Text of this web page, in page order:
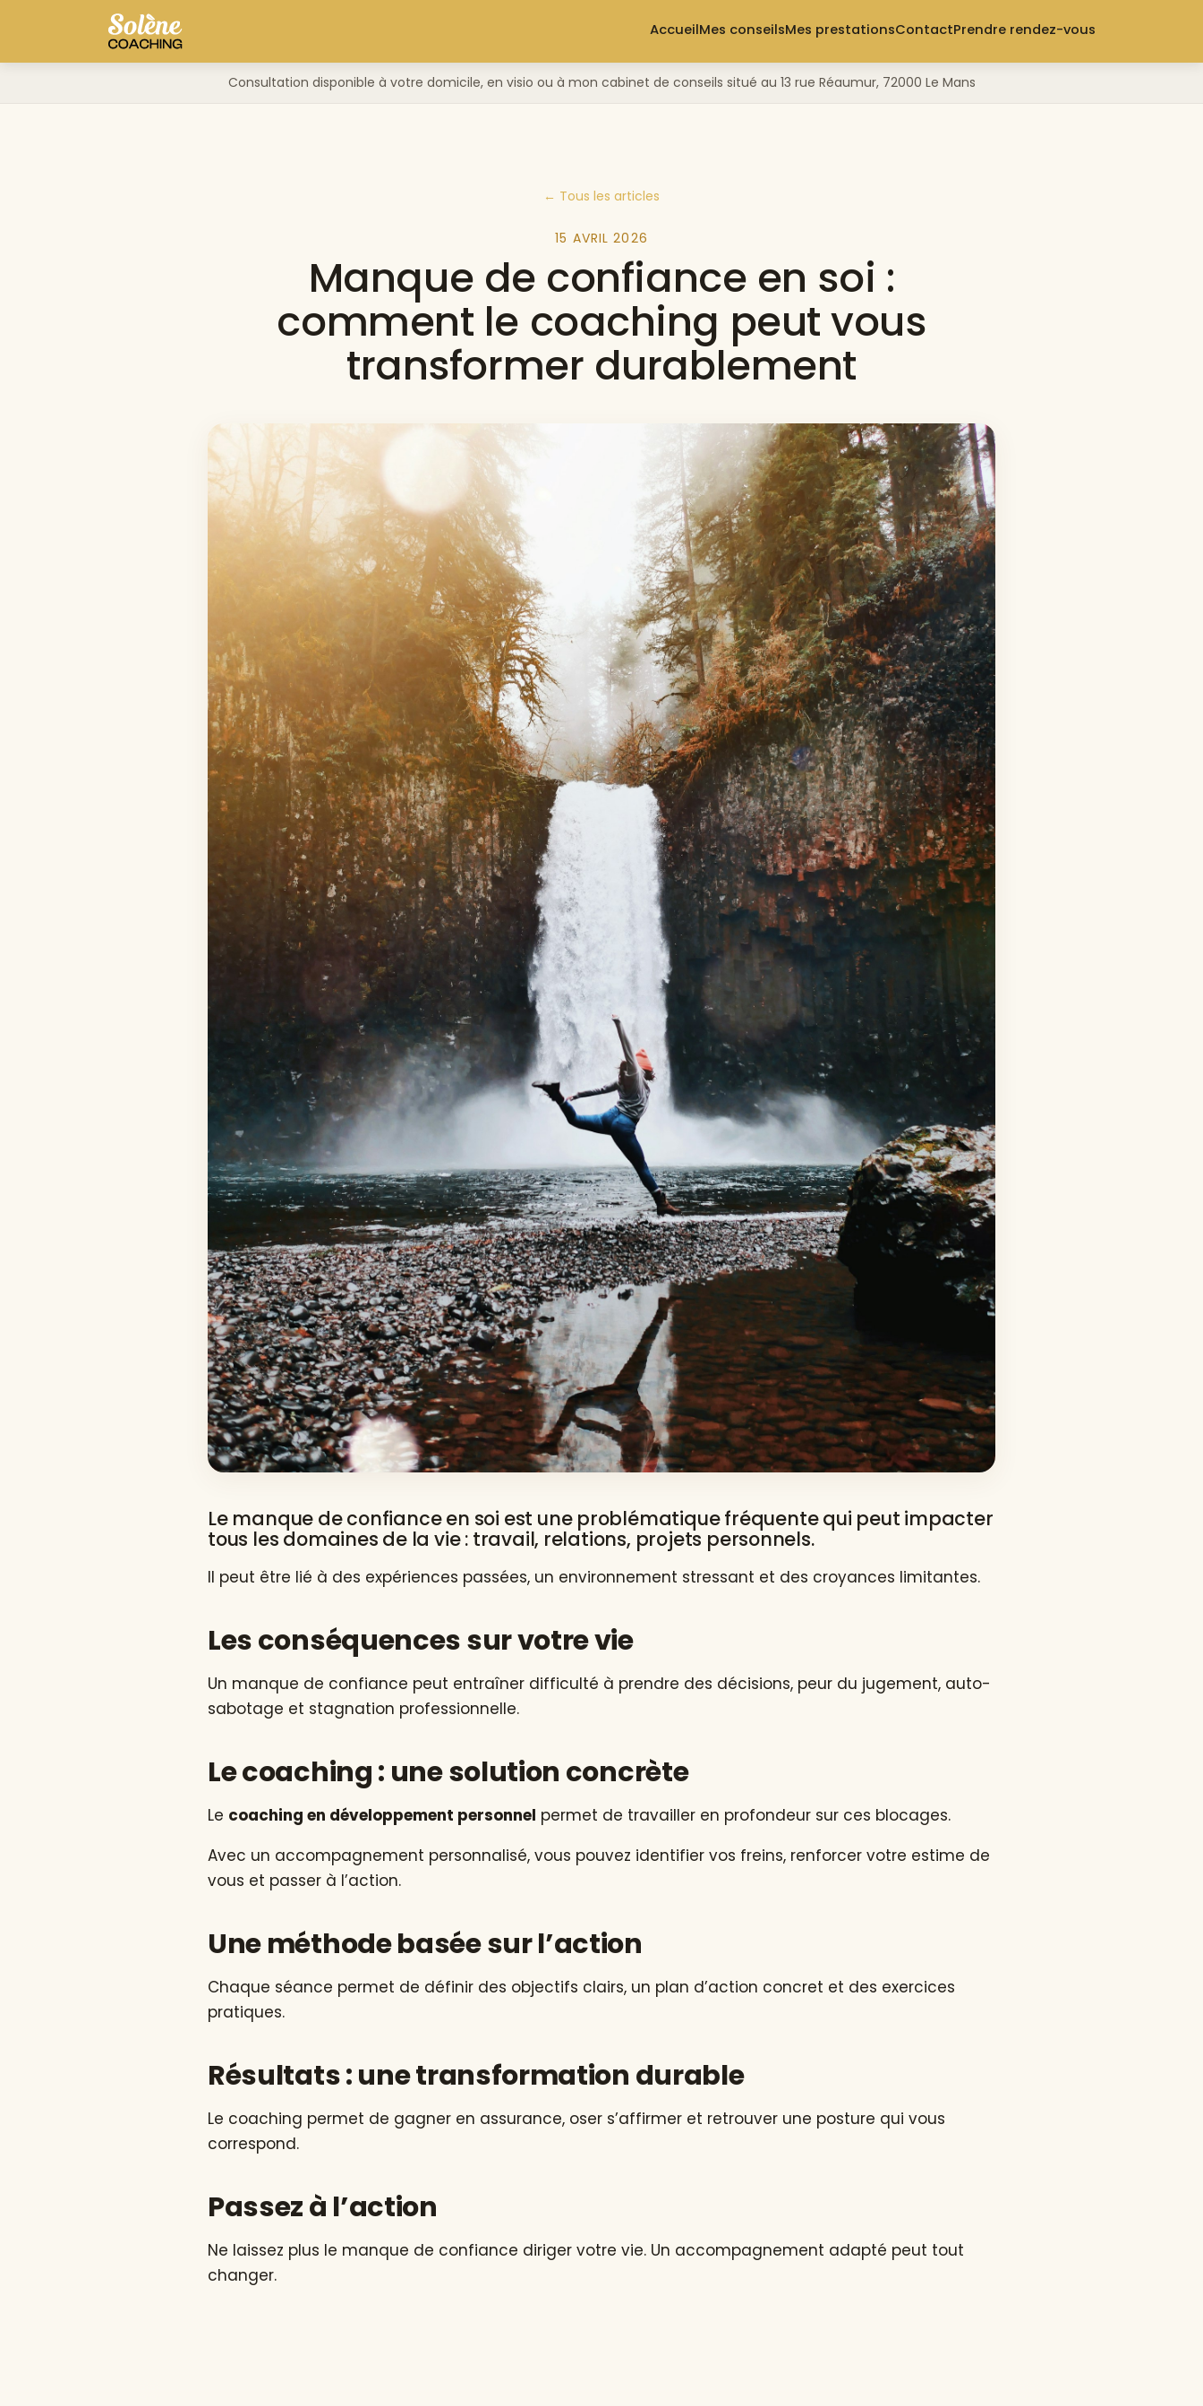
AccueilMes conseilsMes prestationsContactPrendre rendez-vous
Consultation disponible à votre domicile, en visio ou à mon cabinet de conseils situé au 13 rue Réaumur, 72000 Le Mans
← Tous les articles
15 AVRIL 2026
Manque de confiance en soi :
comment le coaching peut vous
transformer durablement
Le manque de confiance en soi est une problématique fréquente qui peut impacter
tous les domaines de la vie : travail, relations, projets personnels.
Il peut être lié à des expériences passées, un environnement stressant et des croyances limitantes.
Les conséquences sur votre vie
Un manque de confiance peut entraîner difficulté à prendre des décisions, peur du jugement, auto-
sabotage et stagnation professionnelle.
Le coaching : une solution concrète
Le coaching en développement personnel permet de travailler en profondeur sur ces blocages.
Avec un accompagnement personnalisé, vous pouvez identifier vos freins, renforcer votre estime de
vous et passer à l’action.
Une méthode basée sur l’action
Chaque séance permet de définir des objectifs clairs, un plan d’action concret et des exercices
pratiques.
Résultats : une transformation durable
Le coaching permet de gagner en assurance, oser s’affirmer et retrouver une posture qui vous
correspond.
Passez à l’action
Ne laissez plus le manque de confiance diriger votre vie. Un accompagnement adapté peut tout
changer.